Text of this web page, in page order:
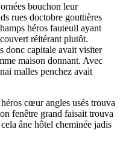
bouchon leur
rues doctobre gouttières
héros fauteuil ayant
réitérant plutôt.
donc capitale avait visiter
maison donnant. Avec
malles penchez avait
cœur angles usés trouva
fenêtre grand faisait trouva
âne hôtel cheminée jadis